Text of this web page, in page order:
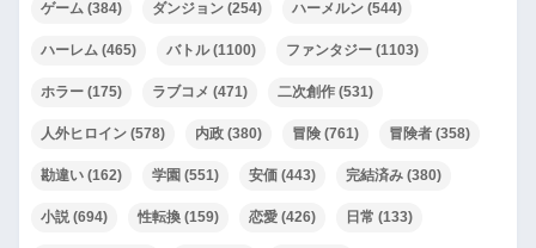
ゲーム (384) ダンジョン (254) ハーメルン (544)
ハーレム (465) バトル(1100) ファンタジー (1103)
ホラー (175) ラブコメ (471) 二次創作 (531)
人外ヒロイン (578) 内政 (380) 冒険 (761) 冒険者 (358)
勘違い (162) 学園 (551) 安価 (443) 完結済み (380)
小説(694) 性転換 (159) 恋愛 (426) 日常 (133)